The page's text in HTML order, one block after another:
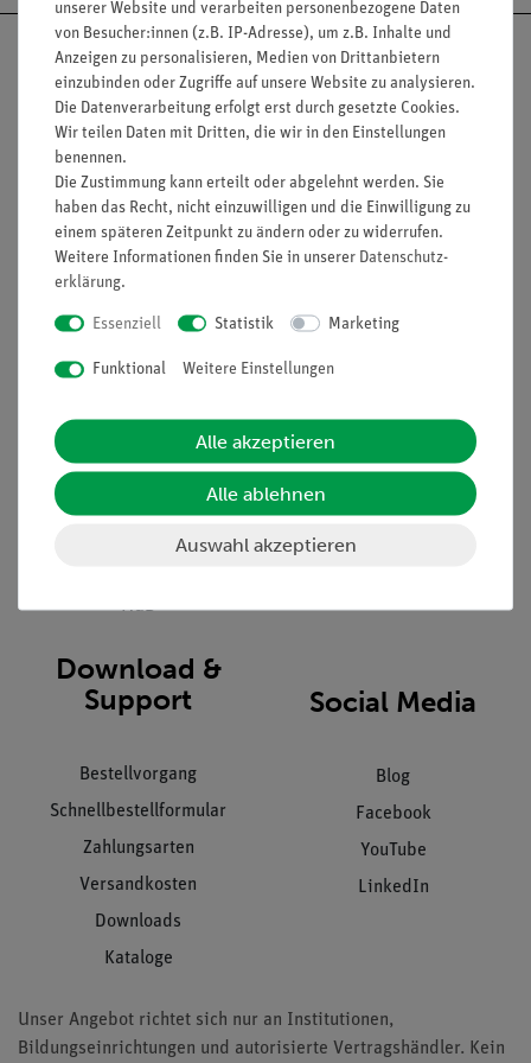
Nach oben
Informationen
Unternehmen
Stellenangebote
Kontakt
Hinweisgeberschutz
AGB
Service
Übersicht Service
Inbetriebnahme & Schulungen
Download &
Support
Bestellvorgang
Schnellbestellformular
Zahlungsarten
Versandkosten
Downloads
Kataloge
Social Media
Blog
Facebook
YouTube
LinkedIn
Unser Angebot richtet sich nur an Institutionen,
Bildungseinrichtungen und autorisierte Vertragshändler. Kein
unserer Website und verarbeiten personenbezogene Daten
von Besucher:innen (z.B. IP-Adresse), um z.B. Inhalte und
Anzeigen zu personalisieren, Medien von Drittanbietern
einzubinden oder Zugriffe auf unsere Website zu analysieren.
Die Datenverarbeitung erfolgt erst durch gesetzte Cookies.
Wir teilen Daten mit Dritten, die wir in den Einstellungen
benennen.
Die Zustimmung kann erteilt oder abgelehnt werden. Sie
haben das Recht, nicht einzuwilligen und die Einwilligung zu
einem späteren Zeitpunkt zu ändern oder zu widerrufen.
Weitere Informationen finden Sie in unserer Daten­schutz­
erklärung.
Essenziell Statistik Marketing
Funktional Weitere Einstellungen
Alle akzeptieren
Alle ablehnen
Auswahl akzeptieren